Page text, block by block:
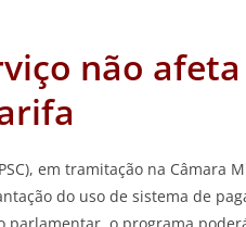
não
em tramitação na Câmara
do uso de sistema de